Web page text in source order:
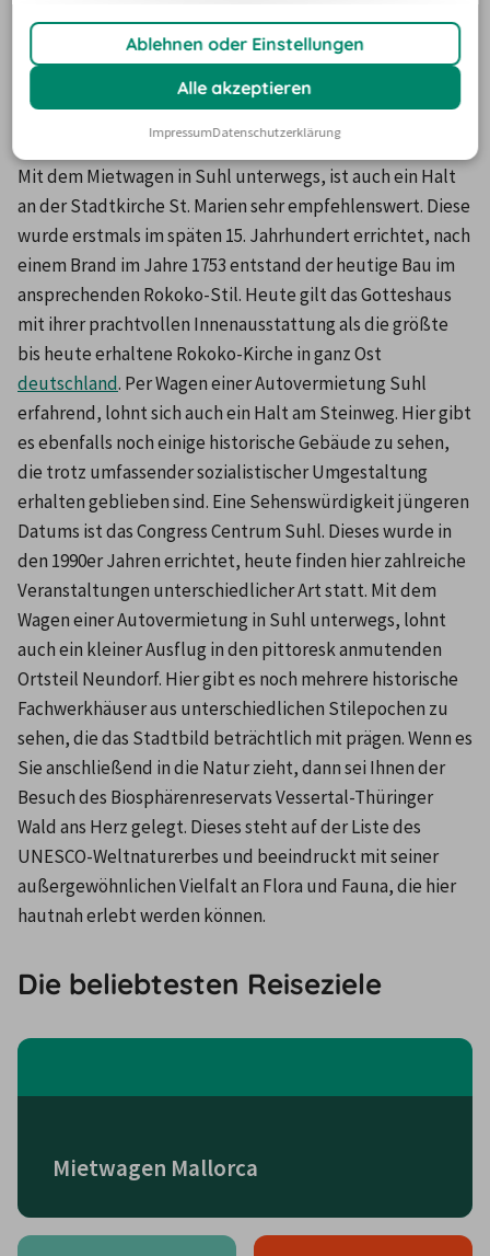
Ort anschaulich dar.
Mit dem Mietwagen Suhl entdecken
Mit dem Mietwagen in Suhl unterwegs, ist auch ein Halt
an der Stadtkirche St. Marien sehr empfehlenswert. Diese
wurde erstmals im späten 15. Jahrhundert errichtet, nach
einem Brand im Jahre 1753 entstand der heutige Bau im
ansprechenden Rokoko-Stil. Heute gilt das Gotteshaus
mit ihrer prachtvollen Innenausstattung als die größte
bis heute erhaltene Rokoko-Kirche in ganz Ost
deutschland. Per Wagen einer Autovermietung Suhl
erfahrend, lohnt sich auch ein Halt am Steinweg. Hier gibt
es ebenfalls noch einige historische Gebäude zu sehen,
die trotz umfassender sozialistischer Umgestaltung
erhalten geblieben sind. Eine Sehenswürdigkeit jüngeren
Datums ist das Congress Centrum Suhl. Dieses wurde in
den 1990er Jahren errichtet, heute finden hier zahlreiche
Veranstaltungen unterschiedlicher Art statt. Mit dem
Wagen einer Autovermietung in Suhl unterwegs, lohnt
auch ein kleiner Ausflug in den pittoresk anmutenden
Ortsteil Neundorf. Hier gibt es noch mehrere historische
Fachwerkhäuser aus unterschiedlichen Stilepochen zu
sehen, die das Stadtbild beträchtlich mit prägen. Wenn es
Sie anschließend in die Natur zieht, dann sei Ihnen der
Besuch des Biosphärenreservats Vessertal-Thüringer
Wald ans Herz gelegt. Dieses steht auf der Liste des
UNESCO-Weltnaturerbes und beeindruckt mit seiner
außergewöhnlichen Vielfalt an Flora und Fauna, die hier
hautnah erlebt werden können.
Die beliebtesten Reiseziele
Mietwagen Mallorca
Ablehnen oder Einstellungen
Alle akzeptieren
ImpressumDatenschutzerklärung